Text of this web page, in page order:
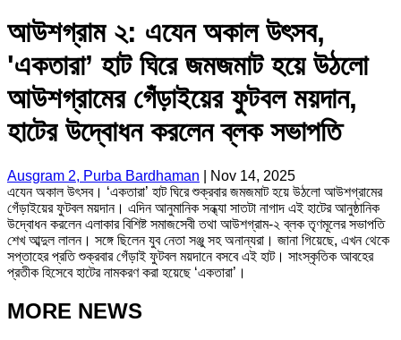
আউশগ্রাম ২: এযেন অকাল উৎসব,
'একতারা’ হাট ঘিরে জমজমাট হয়ে উঠলো
আউশগ্রামের গেঁড়াইয়ের ফুটবল ময়দান,
হাটের উদ্বোধন করলেন ব্লক সভাপতি
Ausgram 2, Purba Bardhaman
Nov 14, 2025
এযেন অকাল উৎসব। ‘একতারা’ হাট ঘিরে শুক্রবার জমজমাট হয়ে উঠলো আউশগ্রামের
গেঁড়াইয়ের ফুটবল ময়দান। এদিন আনুমানিক সন্ধ্যা সাতটা নাগাদ এই হাটের আনুষ্ঠানিক
উদ্বোধন করলেন এলাকার বিশিষ্ট সমাজসেবী তথা আউশগ্রাম-২ ব্লক তৃণমূলের সভাপতি
শেখ আব্দুল লালন। সঙ্গে ছিলেন যুব নেতা সঞ্জু সহ অনান্যরা। জানা গিয়েছে, এখন থেকে
সপ্তাহের প্রতি শুক্রবার গেঁড়াই ফুটবল ময়দানে বসবে এই হাট। সাংস্কৃতিক আবহের
প্রতীক হিসেবে হাটের নামকরণ করা হয়েছে ‘একতারা’।
MORE NEWS